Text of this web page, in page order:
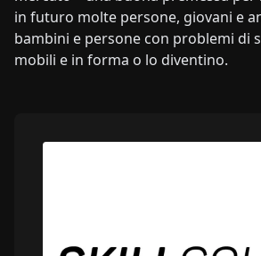
in futuro molte persone, giovani e
bambini e persone con problemi di
mobili e in forma o lo diventino.